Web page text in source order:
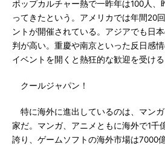
ポップカルチャー熱で一昨年は100人、
ってきたという。アメリカでは年間20
ントが開催されている。アジアでも日
判が高い。重慶や南京といった反日感
イベントを開くと熱狂的な歓迎を受ける
クールジャパン！
特に海外に進出しているのは、マン
家だ。マンガ、アニメともに海外で1千
誇り、ゲームソフトの海外市場は7000